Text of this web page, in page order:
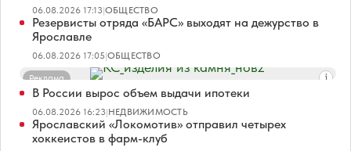
06.08.2026 17:13|ОБЩЕСТВО
Резервисты отряда «БАРС» выходят на дежурство в
Ярославле
06.08.2026 17:05|ОБЩЕСТВО
Реклама
В России вырос объем выдачи ипотеки
06.08.2026 16:23|НЕДВИЖИМОСТЬ
Ярославский «Локомотив» отправил четырех
хоккеистов в фарм-клуб